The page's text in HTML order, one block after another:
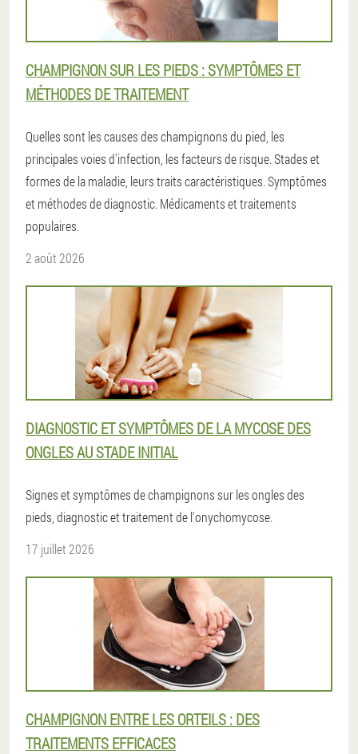
CHAMPIGNON SUR LES PIEDS : SYMPTÔMES ET
MÉTHODES DE TRAITEMENT
Quelles sont les causes des champignons du pied, les
principales voies d'infection, les facteurs de risque. Stades et
formes de la maladie, leurs traits caractéristiques. Symptômes
et méthodes de diagnostic. Médicaments et traitements
populaires.
2 août 2026
DIAGNOSTIC ET SYMPTÔMES DE LA MYCOSE DES
ONGLES AU STADE INITIAL
Signes et symptômes de champignons sur les ongles des
pieds, diagnostic et traitement de l'onychomycose.
17 juillet 2026
CHAMPIGNON ENTRE LES ORTEILS : DES
TRAITEMENTS EFFICACES